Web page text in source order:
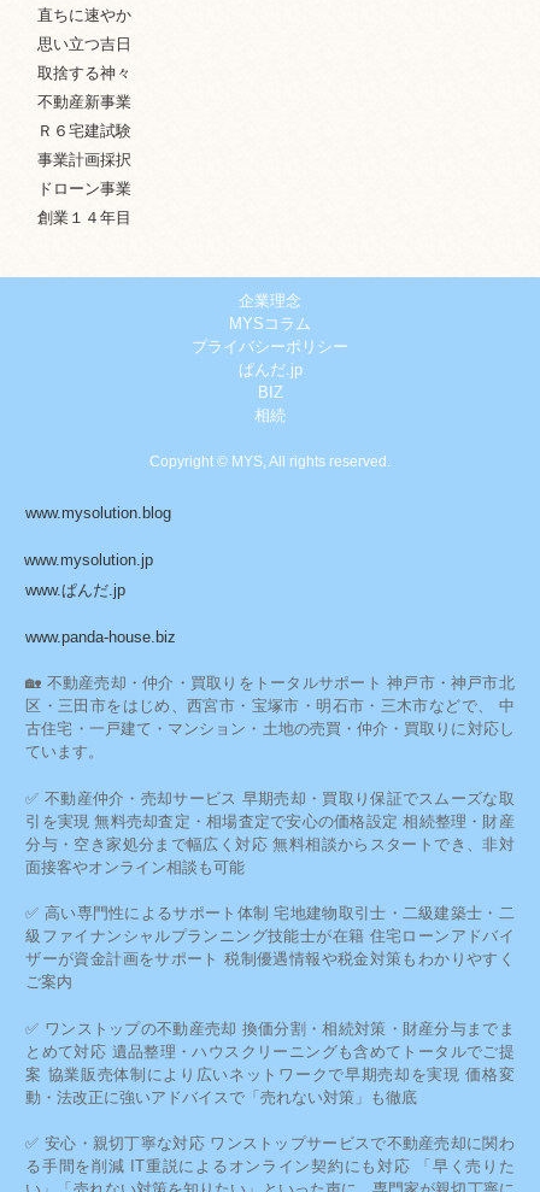
直ちに速やか
思い立つ吉日
取捨する神々
不動産新事業
Ｒ６宅建試験
事業計画採択
ドローン事業
創業１４年目
企業理念
MYSコラム
プライバシーポリシー
ぱんだ.jp
BIZ
相続
Copyright © MYS, All rights reserved.
www.mysolution.blog
www.mysolution.jp
www.ぱんだ.jp
www.panda-house.biz
🏡 不動産売却・仲介・買取りをトータルサポート 神戸市・神戸市北
区・三田市をはじめ、西宮市・宝塚市・明石市・三木市などで、 中
古住宅・一戸建て・マンション・土地の売買・仲介・買取りに対応し
ています。
✅ 不動産仲介・売却サービス 早期売却・買取り保証でスムーズな取
引を実現 無料売却査定・相場査定で安心の価格設定 相続整理・財産
分与・空き家処分まで幅広く対応 無料相談からスタートでき、非対
面接客やオンライン相談も可能
✅ 高い専門性によるサポート体制 宅地建物取引士・二級建築士・二
級ファイナンシャルプランニング技能士が在籍 住宅ローンアドバイ
ザーが資金計画をサポート 税制優遇情報や税金対策もわかりやすく
ご案内
✅ ワンストップの不動産売却 換価分割・相続対策・財産分与までま
とめて対応 遺品整理・ハウスクリーニングも含めてトータルでご提
案 協業販売体制により広いネットワークで早期売却を実現 価格変
動・法改正に強いアドバイスで「売れない対策」も徹底
✅ 安心・親切丁寧な対応 ワンストップサービスで不動産売却に関わ
る手間を削減 IT重説によるオンライン契約にも対応 「早く売りた